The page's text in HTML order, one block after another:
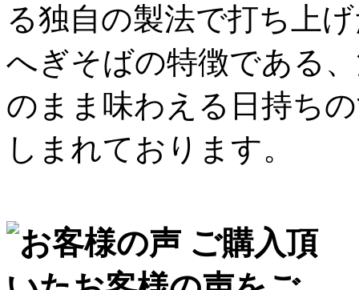
る独自の製法で打ち上
へぎそばの特徴である
のまま味わえる日持ち
しまれております。